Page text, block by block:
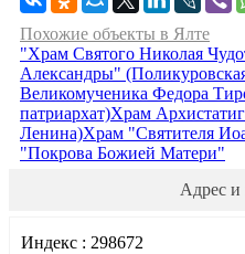
Похожие объекты в Ялте
"Храм Святого Николая
Александры"
Великомученика Федора
патриархат)Храм
Ленина)Храм "Святителя
"Покрова Божией Матери"
Адрес и
Индекс : 298672